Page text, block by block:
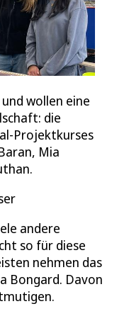
wollen eine
die
Projektkurses
Mia
andere
so für diese
nehmen das
Bongard. Davon